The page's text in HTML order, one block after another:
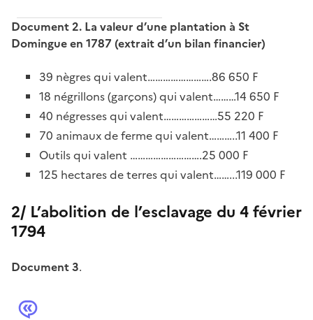
Document 2. La valeur d’une plantation à St
Domingue en 1787 (extrait d’un bilan financier)
39 nègres qui valent…………………….86 650 F
18 négrillons (garçons) qui valent………14 650 F
40 négresses qui valent…………………55 220 F
70 animaux de ferme qui valent………..11 400 F
Outils qui valent ……………………….25 000 F
125 hectares de terres qui valent……...119 000 F
2/ L’abolition de l’esclavage du 4 février
1794
Document 3.